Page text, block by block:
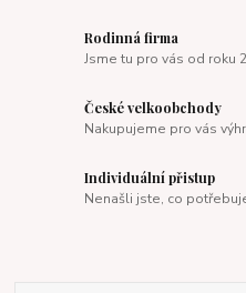
Rodinná firma
Jsme tu pro vás od roku
České velkoobchody
Nakupujeme pro vás
Individuální přistup
Nenašli jste, co